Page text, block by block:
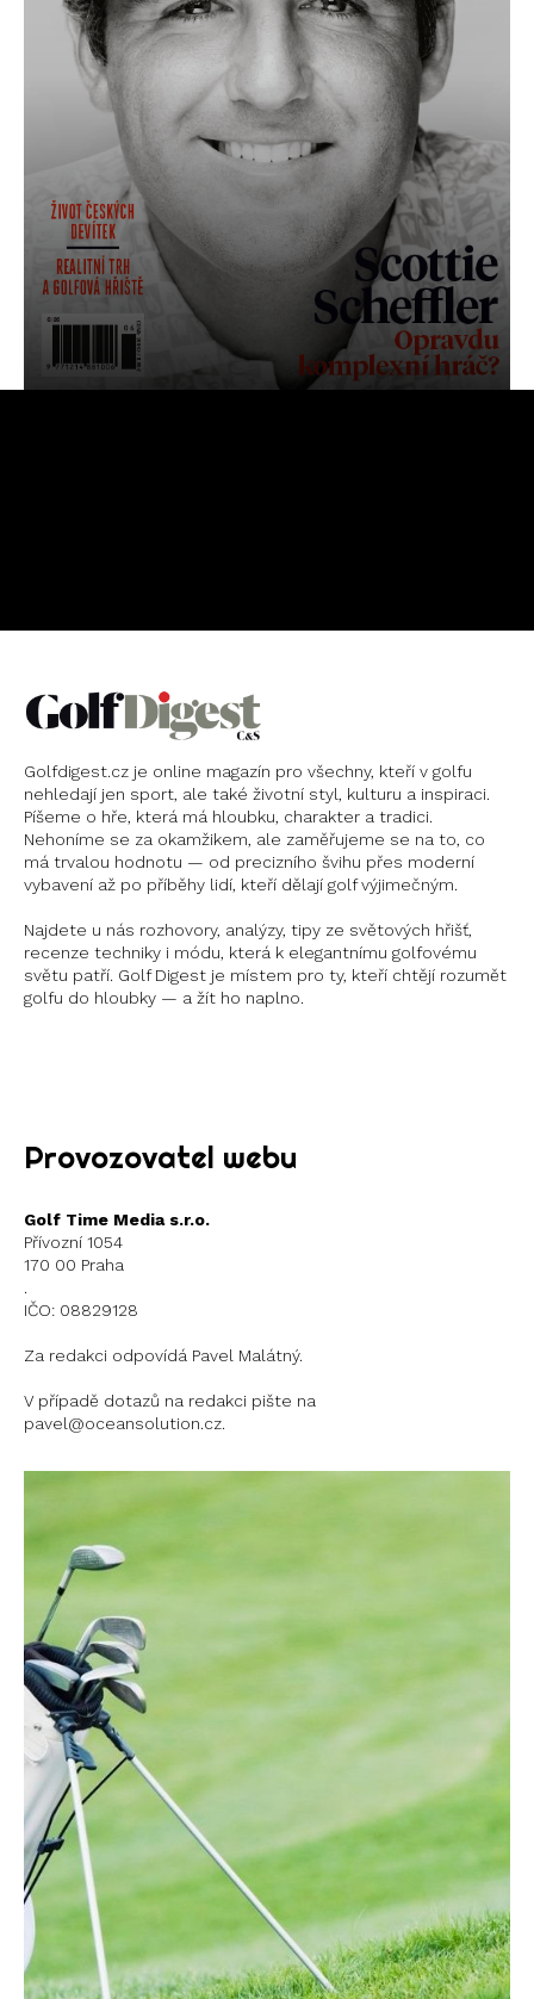
Golfdigest.cz je online magazín pro všechny, kteří v golfu
nehledají jen sport, ale také životní styl, kulturu a inspiraci.
Píšeme o hře, která má hloubku, charakter a tradici.
Nehoníme se za okamžikem, ale zaměřujeme se na to, co
má trvalou hodnotu — od precizního švihu přes moderní
vybavení až po příběhy lidí, kteří dělají golf výjimečným.
Najdete u nás rozhovory, analýzy, tipy ze světových hřišť,
recenze techniky i módu, která k elegantnímu golfovému
světu patří. Golf Digest je místem pro ty, kteří chtějí rozumět
golfu do hloubky — a žít ho naplno.
Provozovatel webu
Golf Time Media s.r.o.
Přívozní 1054
170 00 Praha
.
IČO: 08829128
Za redakci odpovídá Pavel Malátný.
V případě dotazů na redakci pište na
pavel@oceansolution.cz.